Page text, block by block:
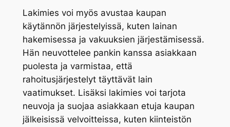
Lakimies voi myös avustaa kaupan
käytännön järjestelyissä, kuten lainan
hakemisessa ja vakuuksien järjestämisessä.
Hän neuvottelee pankin kanssa asiakkaan
puolesta ja varmistaa, että
rahoitusjärjestelyt täyttävät lain
vaatimukset. Lisäksi lakimies voi tarjota
neuvoja ja suojaa asiakkaan etuja kaupan
jälkeisissä velvoitteissa, kuten kiinteistön